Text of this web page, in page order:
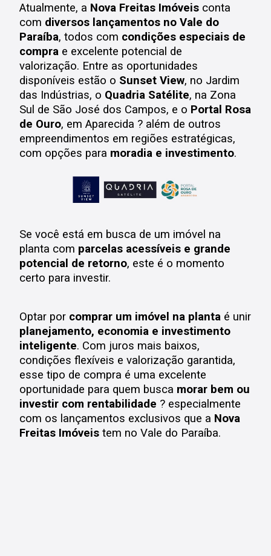
Atualmente, a Nova Freitas Imóveis conta
com diversos lançamentos no Vale do
Paraíba, todos com condições especiais de
compra e excelente potencial de
valorização. Entre as oportunidades
disponíveis estão o Sunset View, no Jardim
das Indústrias, o Quadria Satélite, na Zona
Sul de São José dos Campos, e o Portal Rosa
de Ouro, em Aparecida ? além de outros
empreendimentos em regiões estratégicas,
com opções para moradia e investimento.
Se você está em busca de um imóvel na
planta com parcelas acessíveis e grande
potencial de retorno, este é o momento
certo para investir.
Optar por comprar um imóvel na planta é unir
planejamento, economia e investimento
inteligente. Com juros mais baixos,
condições flexíveis e valorização garantida,
esse tipo de compra é uma excelente
oportunidade para quem busca morar bem ou
investir com rentabilidade ? especialmente
com os lançamentos exclusivos que a Nova
Freitas Imóveis tem no Vale do Paraíba.